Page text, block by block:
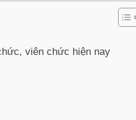
viên chức hiện nay